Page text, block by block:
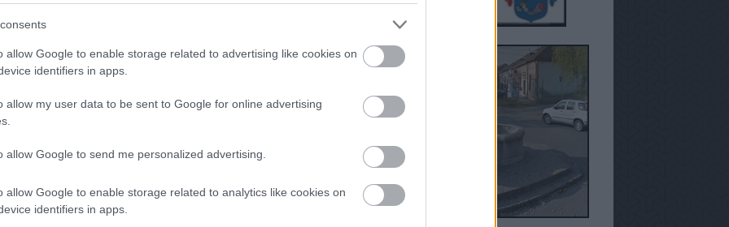
allow Google to enable storage related to advertising like cookies on
identifiers in apps.
allow my user data to be sent to Google for online advertising
allow Google to send me personalized advertising.
allow Google to enable storage related to analytics like cookies on
identifiers in apps.
1848-49-es szabadságharc idején honvédtisztként,
arisztokratát 1851-ben, távollétében Haynau halálra
vissza Magyarországra, és hamarosan Deák Ferenc
így a kiegyezési tárgyalásokon, később pedig a
XII. törvénycikk megszövegezésében is főszerepet
bizonyult a neki szánt történelmi szerepre,
az bizonyít, hogy 1869–79 között Ferenc József őrá
intézését. [Forrás: